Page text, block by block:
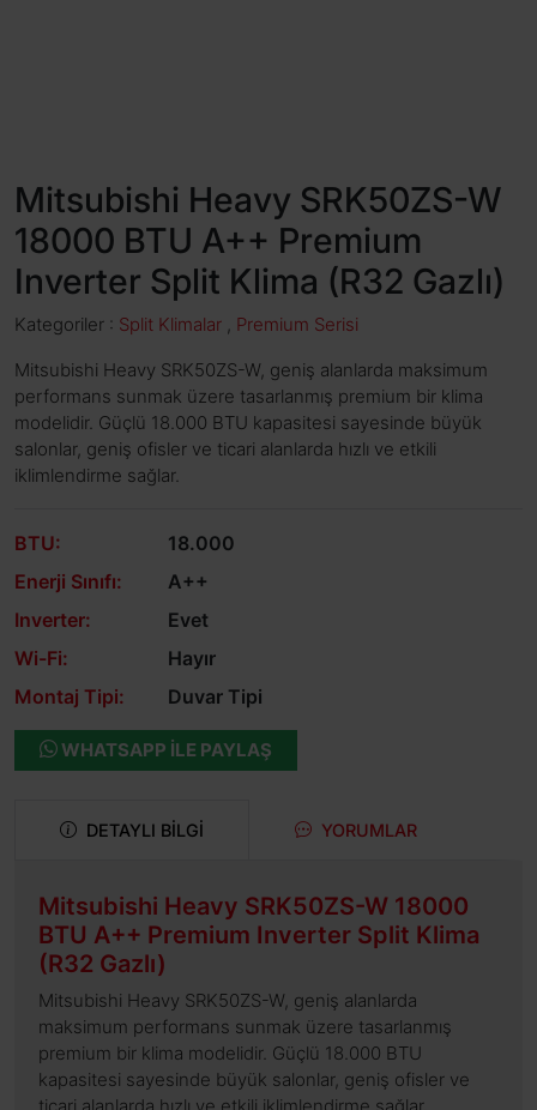
Mitsubishi Heavy SRK50ZS-W
18000 BTU A++ Premium
Inverter Split Klima (R32 Gazlı)
Kategoriler : Split Klimalar
Premium Serisi
Mitsubishi Heavy SRK50ZS-W, geniş alanlarda maksimum
performans sunmak üzere tasarlanmış premium bir klima
modelidir. Güçlü 18.000 BTU kapasitesi sayesinde büyük
salonlar, geniş ofisler ve ticari alanlarda hızlı ve etkili
iklimlendirme sağlar.
BTU:
18.000
Enerji Sınıfı:
A++
Inverter:
Evet
Wi-Fi:
Hayır
Montaj Tipi:
Duvar Tipi
WHATSAPP ILE PAYLAŞ
DETAYLI BILGI YORUMLAR
Mitsubishi Heavy SRK50ZS-W 18000
BTU A++ Premium Inverter Split Klima
(R32 Gazlı)
Mitsubishi Heavy SRK50ZS-W, geniş alanlarda
maksimum performans sunmak üzere tasarlanmış
premium bir klima modelidir. Güçlü 18.000 BTU
kapasitesi sayesinde büyük salonlar, geniş ofisler ve
ticari alanlarda hızlı ve etkili iklimlendirme sağlar.